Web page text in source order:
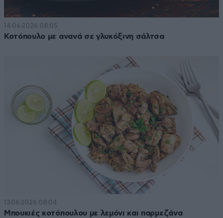
14·06·2026 08:05
Κοτόπουλο με ανανά σε γλυκόξινη σάλτσα
13·06·2026 08:04
Μπουκιές κοτόπουλου με λεμόνι και παρμεζάνα